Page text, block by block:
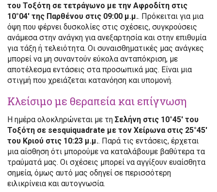
του Τοξότη σε τετράγωνο με την Αφροδίτη στις
10°04′ της Παρθένου στις 09:00 μ.μ.. Πρόκειται για μια
όψη που φέρνει δυσκολίες στις σχέσεις, συγκρούσεις
ανάμεσα στην ανάγκη για ανεξαρτησία και στην επιθυμία
για τάξη ή τελειότητα. Οι συναισθηματικές μας ανάγκες
μπορεί να μη συναντούν εύκολα ανταπόκριση, με
αποτέλεσμα εντάσεις στα προσωπικά μας. Είναι μια
στιγμή που χρειάζεται κατανόηση και υπομονή.
Κλείσιμο με θεραπεία και επίγνωση
Η ημέρα ολοκληρώνεται με τη Σελήνη στις 10°45′ του
Τοξότη σε sesquiquadrate με τον Χείρωνα στις 25°45′
του Κριού στις 10:23 μ.μ.. Παρά τις εντάσεις, έρχεται
μια αίσθηση ότι μπορούμε να καταλάβουμε βαθύτερα τα
τραύματά μας. Οι σχέσεις μπορεί να αγγίξουν ευαίσθητα
σημεία, όμως αυτό μας οδηγεί σε περισσότερη
ειλικρίνεια και αυτογνωσία.